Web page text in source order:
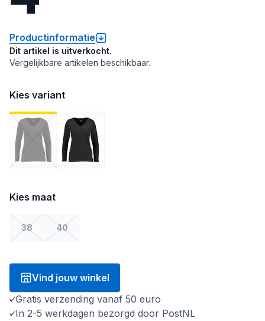
Productinformatie
Dit artikel is uitverkocht.
Vergelijkbare artikelen beschikbaar.
Kies variant
Kies maat
38 40
Vind jouw winkel
Gratis verzending vanaf 50 euro
In 2-5 werkdagen bezorgd door PostNL